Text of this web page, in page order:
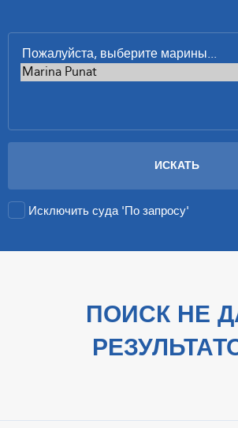
Исключить суда 'По запросу'
ПОИСК НЕ